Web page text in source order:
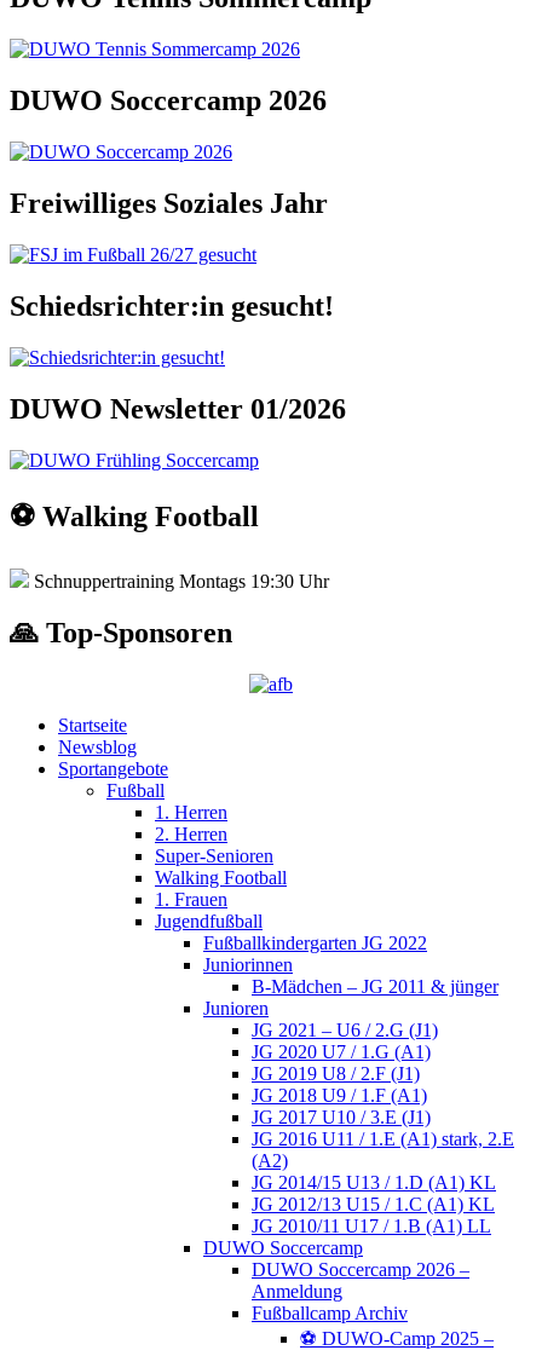
DUWO Soccercamp 2026
Freiwilliges Soziales Jahr
Schiedsrichter:in gesucht!
DUWO Newsletter 01/2026
⚽️ Walking Football
Schnuppertraining Montags 19:30 Uhr
🙏 Top-Sponsoren
Startseite
Newsblog
Sportangebote
Fußball
1. Herren
2. Herren
Super-Senioren
Walking Football
1. Frauen
Jugendfußball
Fußballkindergarten JG 2022
Juniorinnen
B-Mädchen – JG 2011 & jünger
Junioren
JG 2021 – U6 / 2.G (J1)
JG 2020 U7 / 1.G (A1)
JG 2019 U8 / 2.F (J1)
JG 2018 U9 / 1.F (A1)
JG 2017 U10 / 3.E (J1)
JG 2016 U11 / 1.E (A1) stark, 2.E
(A2)
JG 2014/15 U13 / 1.D (A1) KL
JG 2012/13 U15 / 1.C (A1) KL
JG 2010/11 U17 / 1.B (A1) LL
DUWO Soccercamp
DUWO Soccercamp 2026 –
Anmeldung
Fußballcamp Archiv
⚽️ DUWO-Camp 2025 –